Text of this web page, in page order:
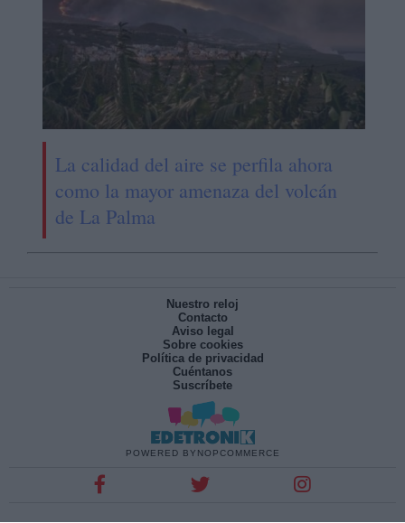
La calidad del aire se perfila ahora
como la mayor amenaza del volcán
de La Palma
Nuestro reloj
Contacto
Aviso legal
Sobre cookies
Política de privacidad
Cuéntanos
Suscríbete
POWERED BY NOPCOMMERCE